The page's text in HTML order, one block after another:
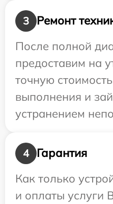
3
Ремонт
После полной
предоставим на
точную
выполнения и
устранением
4
Гарантия
Как только
и оплаты услуги